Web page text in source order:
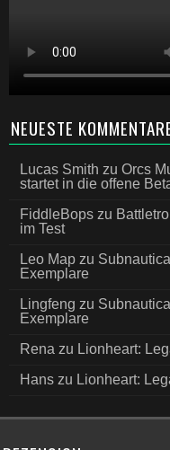
NEUESTE
Lucas Smith zu Orcs
startet in die offene
FiddleBops zu
im Test
Leo Map zu
Exemplare
Lingfeng zu
Exemplare
Rena zu Lionheart:
Hans zu Lionheart: